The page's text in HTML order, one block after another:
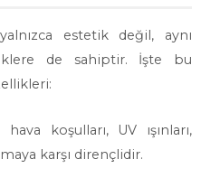
estetik değil, aynı
de sahiptir. İşte bu
koşulları, UV ışınları,
karşı dirençlidir.